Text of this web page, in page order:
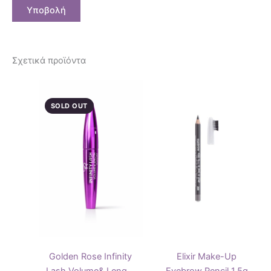
Σχετικά προϊόντα
SOLD OUT
Golden Rose Infinity
Elixir Make-Up